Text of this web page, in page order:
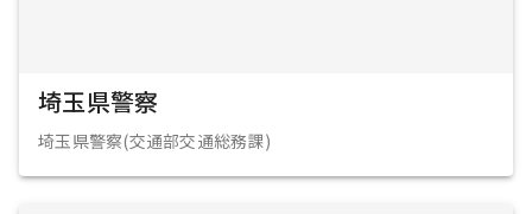
埼玉県警察
埼玉県警察(交通部交通総務課)